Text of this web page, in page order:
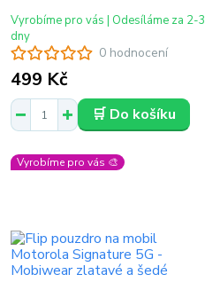
0 hodnocení
499 Kč
Vyrobíme pro vás | Odesíláme za 2-3
dny
🛒 Do košíku
Vyrobíme pro vás 🎨